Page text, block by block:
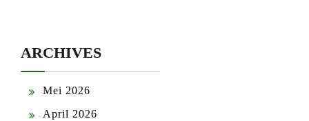
ARCHIVES
Mei 2026
April 2026